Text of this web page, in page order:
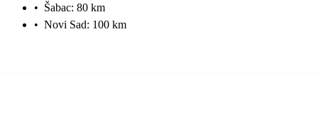
• Šabac: 80 km
• Novi Sad: 100 km